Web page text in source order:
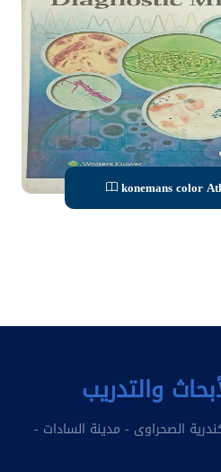
konemans color Atlas text
والتدريب
الإسكندرية الصحراوى - مدينة السادات -